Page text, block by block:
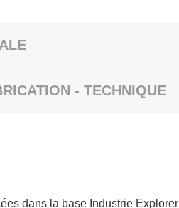
- TECHNIQUE
dans la base Industrie Explorer